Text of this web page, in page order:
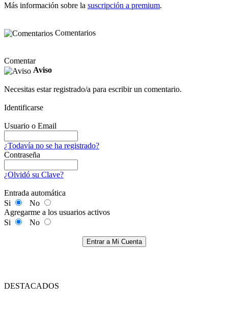
Más información sobre la suscripción a premium.
Comentarios
Comentar
Aviso
Necesitas estar registrado/a para escribir un comentario.
Identificarse
Usuario o Email
¿Todavía no se ha registrado?
Contraseña
¿Olvidó su Clave?
Entrada automática
Si
No
Agregarme a los usuarios activos
Si
No
Entrar a Mi Cuenta
DESTACADOS